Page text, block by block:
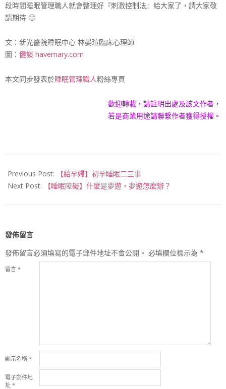
段時間睡眠管理職人就會整理好『刺激控制法』給大家了，請大家敬
請期待 🙂
文：新光醫院睡眠中心 林晏瑄臨床心理師
圖： 健談 havemary.com
本文同步發表於睡眠管理職人粉絲專頁
歡迎轉載，請註明出處及該文作者，
若是商業用途請聯繫作者獲得授權。
02-
15
Previous Post:
【給孕婦】初孕睡眠二三事
Next Post:
【睡眠障礙】什麼是夢遊，夢遊怎麼辦？
發佈留言
發佈留言必須填寫的電子郵件地址不會公開。 必填欄位標示為 *
留言 *
顯示名稱 *
電子郵件地
址 *